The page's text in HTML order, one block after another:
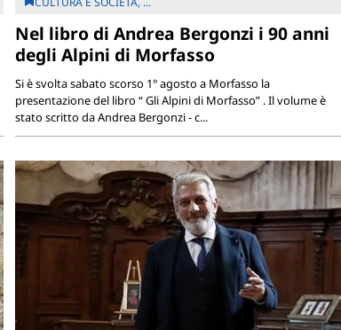
Nel libro di Andrea Bergonzi i 90 anni
degli Alpini di Morfasso
Si è svolta sabato scorso 1° agosto a Morfasso la
presentazione del libro “ Gli Alpini di Morfasso” . Il volume è
stato scritto da Andrea Bergonzi - c...